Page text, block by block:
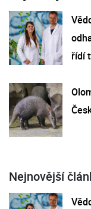
řídí
Nejnovější